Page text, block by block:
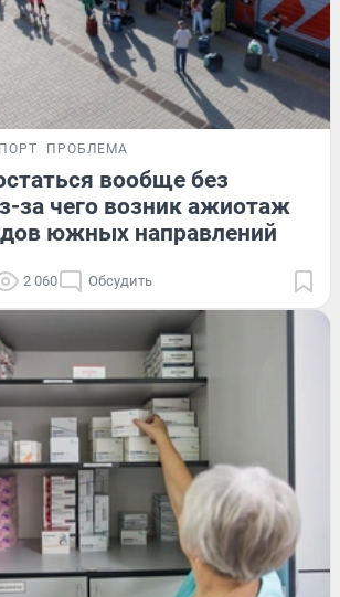
ПРОБЛЕМА
вообще без
за чего возник ажиотаж
южных направлений
2 060 Обсудить